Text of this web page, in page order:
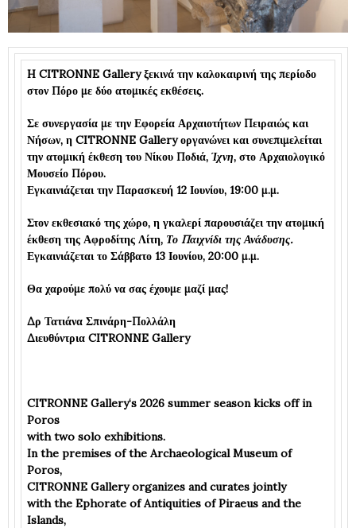
H CITRONNE Galleryξεκινά την καλοκαιρινή της περίοδο
στον Πόρο με δύο ατομικές εκθέσεις.
Σε συνεργασία με την Εφορεία Αρχαιοτήτων Πειραιώς και
Νήσων, η CITRONNE Gallery οργανώνει και συνεπιμελείται
την ατομική έκθεση του Νίκου Ποδιά, Ίχνη, στο Αρχαιολογικό
Μουσείο Πόρου.
Εγκαινιάζεται την Παρασκευή 12 Ιουνίου, 19:00 μ.μ.
Στον εκθεσιακό της χώρο, η γκαλερί παρουσιάζει την ατομική
έκθεση της Αφροδίτης Λίτη, Το Παιχνίδι της Ανάδυσης.
Εγκαινιάζεται το Σάββατο 13 Ιουνίου, 20:00 μ.μ.
Θα χαρούμε πολύ να σας έχουμε μαζί μας!
Δρ Τατιάνα Σπινάρη-Πολλάλη
Διευθύντρια CITRONNE Gallery
CITRONNE Gallery‘s 2026 summer season kicks off in
Poros
with two solo exhibitions.
In the premises of the Archaeological Museum of
Poros,
CITRONNE Gallery organizes and curates jointly
with the Ephorate of Antiquities of Piraeus and the
Islands,